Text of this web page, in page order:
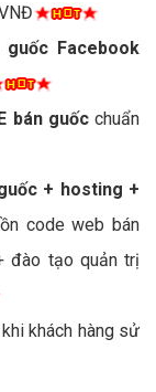
guốc Facebook
bán guốcchuẩn
+ hosting +
code web bán
đào tạo quản trị
khi khách hàng sử